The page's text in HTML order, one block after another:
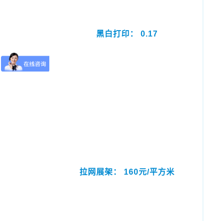
黑白打印： 0.17
拉网展架： 160元/平方米